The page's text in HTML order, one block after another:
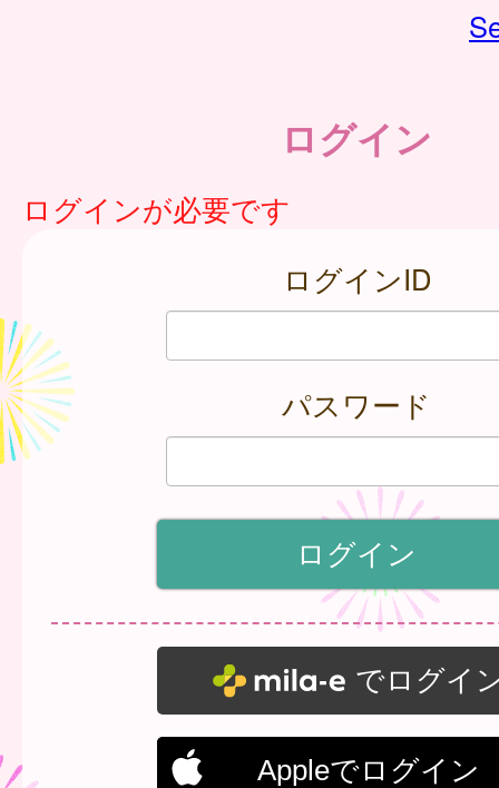
ログイン
ログインが必要です
ログインID
パスワード
でログイ
Appleでログイン